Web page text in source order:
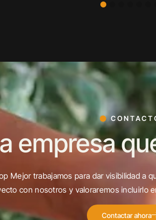
empresa
Mejor trabajamos para dar visibilidad a
con nosotros y valoraremos incluirlo
Contactar ahora